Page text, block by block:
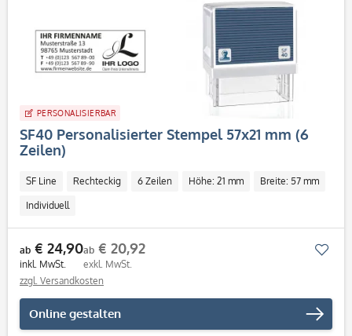
PERSONALISIERBAR
SF40 Personalisierter Stempel 57x21 mm (6
Zeilen)
SF Line Rechteckig 6 Zeilen Höhe: 21 mm Breite: 57 mm
Individuell
ab € 24,90
inkl. MwSt.
ab € 20,92
exkl. MwSt.
zzgl. Versandkosten
Online gestalten